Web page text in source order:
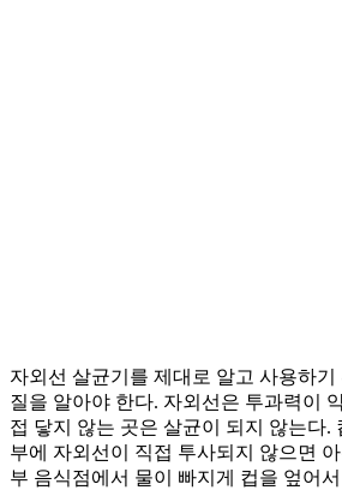
자외선 살균기를 제대로 알고 사용하
질을 알아야 한다. 자외선은 투과력이
접 닿지 않는 곳은 살균이 되지 않는다.
부에 자외선이 직접 투사되지 않으면
부 음식점에서 물이 빠지게 컵을 엎어